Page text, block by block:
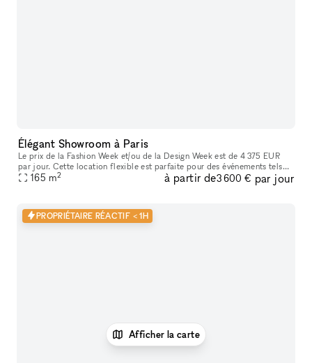
Élégant Showroom à Paris
Le prix de la Fashion Week et/ou de la Design Week est de 4 375 EUR
par jour. Cette location flexible est parfaite pour des événements tels
que des expositions d'art, offrant des services supplémenta
165 m2 à partir de3 600 € par jour
PROPRIÉTAIRE RÉACTIF < 1H
Afficher la carte